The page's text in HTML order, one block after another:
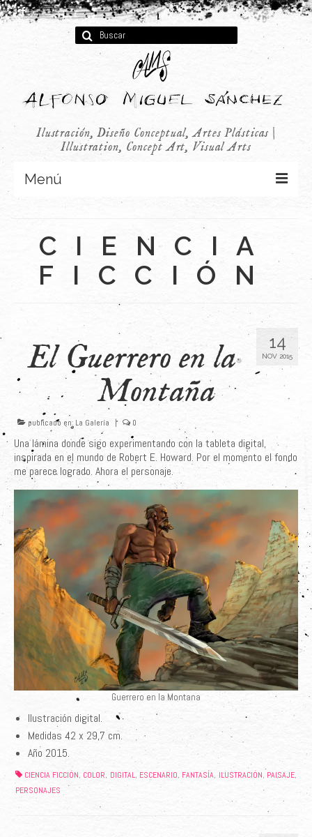
Buscar
por:
Ilustración, Diseño Conceptual, Artes Plásticas |
Illustration, Concept Art, Visual Arts
Menú
Infantil
Audiovisual
Últimos Proyectos
Sobre el Autor
Clientes
Adquiere su Obra
CIENCIA
FICCIÓN
14
NOV 2015
El Guerrero en la
Montaña
publicado en: La Galería | 0
Una lámina donde sigo experimentando con la tableta digital,
inspirada en el mundo de Robert E. Howard. Por el momento el fondo
me parece logrado. Ahora el personaje.
Guerrero en la Montana
Ilustración digital.
Medidas 42 x 29,7 cm.
Año 2015.
CIENCIA FICCIÓN, COLOR, DIGITAL, ESCENARIO, FANTASÍA, ILUSTRACIÓN, PAISAJE,
PERSONAJES